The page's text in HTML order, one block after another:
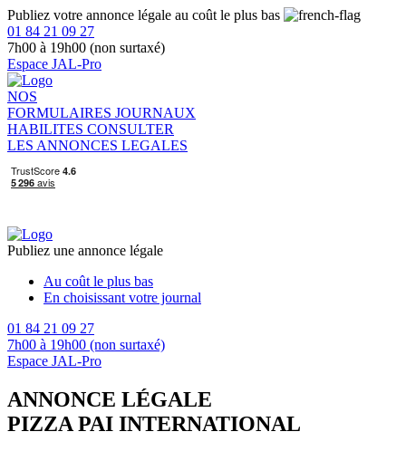
Publiez votre annonce légale au coût le plus bas
01 84 21 09 27
7h00 à 19h00 (non surtaxé)
Espace JAL-Pro
NOS
FORMULAIRES JOURNAUX
HABILITES CONSULTER
LES ANNONCES LEGALES
Publiez une annonce légale
Au coût le plus bas
En choisissant votre journal
01 84 21 09 27
7h00 à 19h00 (non surtaxé)
Espace JAL-Pro
ANNONCE LÉGALE
PIZZA PAI INTERNATIONAL